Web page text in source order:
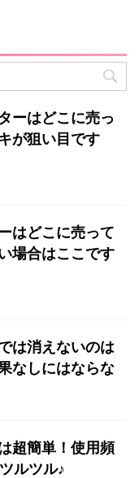
ーはどこに売っ
が狙い目です
はどこに売って
場合はここです
は消えないのは
なしにはならな
超簡単！使用頻
ルツル♪